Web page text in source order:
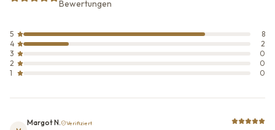
Bewertungen
5
8
4
2
3
0
2
0
1
0
Margot N. Verifiziert